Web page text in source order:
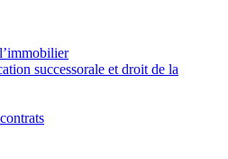
successorale et droit de la